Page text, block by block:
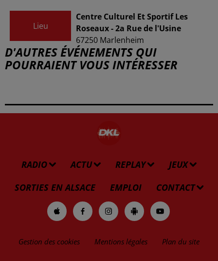
Lieu
Centre Culturel Et Sportif Les
Roseaux - 2a Rue de l'Usine
67250 Marlenheim
D'AUTRES ÉVÉNEMENTS QUI
POURRAIENT VOUS INTÉRESSER
RADIO ACTU REPLAY
JEUX
SORTIES EN ALSACE
EMPLOI CONTACT
Gestion des cookies Mentions légales Plan du site